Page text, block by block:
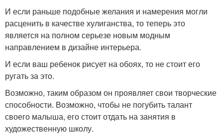
И если раньше подобные желания и намерения могли
расценить в качестве хулиганства, то теперь это
является на полном серьезе новым модным
направлением в дизайне интерьера.
И если ваш ребенок рисует на обоях, то не стоит его
ругать за это.
Возможно, таким образом он проявляет свои творческие
способности. Возможно, чтобы не погубить талант
своего малыша, его стоит отдать на занятия в
художественную школу.